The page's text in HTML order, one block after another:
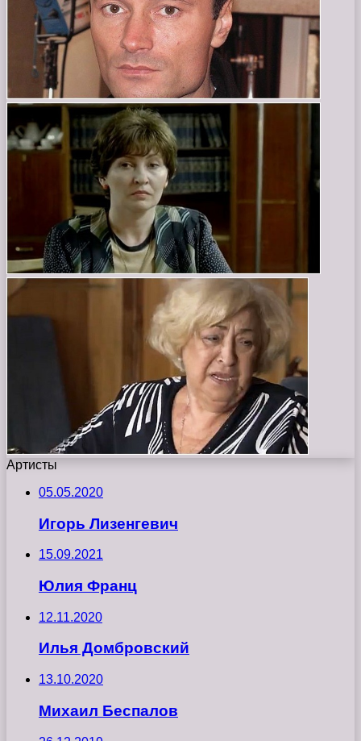
Артисты
05.05.2020
Игорь Лизенгевич
15.09.2021
Юлия Франц
12.11.2020
Илья Домбровский
13.10.2020
Михаил Беспалов